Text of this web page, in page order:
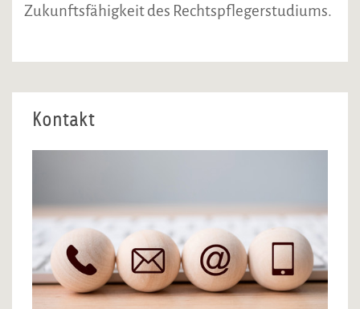
Zukunftsfähigkeit des Rechtspflegerstudiums.
Kontakt